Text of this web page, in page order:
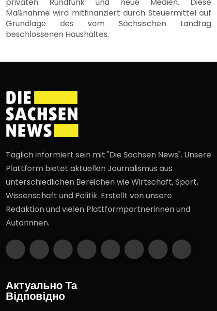
privaten Rundfunk und neue Medien. Diese
Maßnahme wird mitfinanziert durch Steuermittel auf
Grundlage des vom Sächsischen Landtag
beschlossenen Haushaltes.
Täglich informiert sein mit "Die Sachsen News". Unsere
Plattform bietet aktuellen Journalismus aus
unterschiedlichen Bereichen wie Wirtschaft, Sport,
Wissenschaft und Politik. Erstellt von unsere
Redaktion und vielen Plattformpartnerinnen und
Autorinnen.
Актуально Та
Відповідно